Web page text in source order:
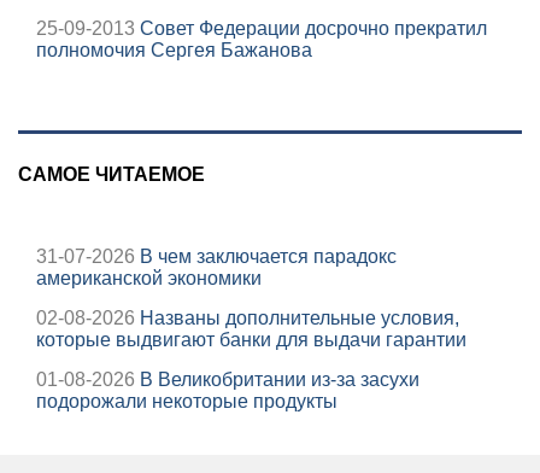
25-09-2013 Совет Федерации досрочно прекратил
полномочия Сергея Бажанова
САМОЕ ЧИТАЕМОЕ
31-07-2026 В чем заключается парадокс
американской экономики
02-08-2026 Названы дополнительные условия,
которые выдвигают банки для выдачи гарантии
01-08-2026 В Великобритании из-за засухи
подорожали некоторые продукты